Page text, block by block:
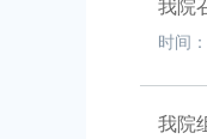
我院
时间
我院